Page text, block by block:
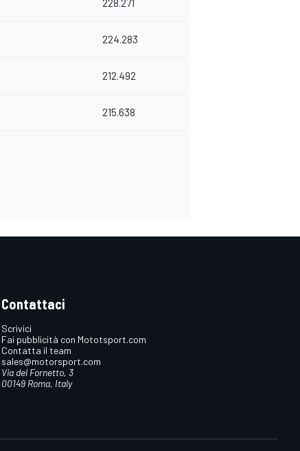
228.271
224.283
212.492
215.638
Contattaci
Scrivici
Fai pubblicità con Mototsport.com
Contatta il team
sales@motorsport.com
Via del Fornetto, 3
00149 Roma, Italy